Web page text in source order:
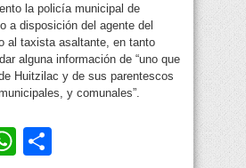
la policía municipal de
a disposición del agente del
al taxista asaltante, en tanto
alguna información de “uno que
Huitzilac y de sus parentescos
y comunales”.
WhatsApp